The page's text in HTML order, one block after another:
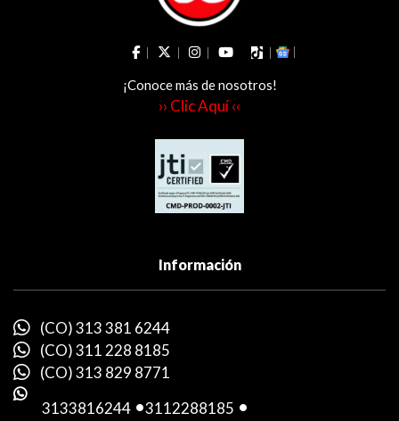
¡Conoce más de nosotros!
›› Clic Aquí ‹‹
Información
(CO) 313 381 6244
(CO) 311 228 8185
(CO) 313 829 8771
3133816244 -3112288185 -